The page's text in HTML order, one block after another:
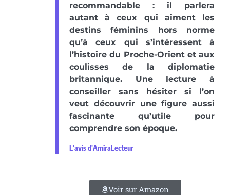
recommandable : il parlera
autant à ceux qui aiment les
destins féminins hors norme
qu’à ceux qui s’intéressent à
l’histoire du Proche-Orient et aux
coulisses de la diplomatie
britannique. Une lecture à
conseiller sans hésiter si l’on
veut découvrir une figure aussi
fascinante qu’utile pour
comprendre son époque.
L'avis d'AmiraLecteur
Voir sur Amazon